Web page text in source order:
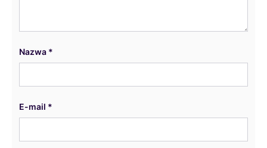
Nazwa *
E-mail *